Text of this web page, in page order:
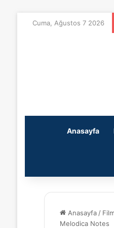
Cuma, Ağustos 7 2026
Anasayfa
Anasayfa /
Melodica Notes